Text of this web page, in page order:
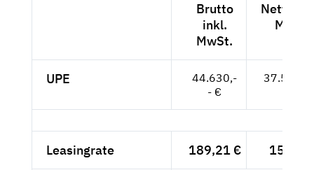
Brutto
inkl.
MwSt.
Netto
MwSt.
UPE
44.630,-
- €
Leasingrate 189,21 € 159,--